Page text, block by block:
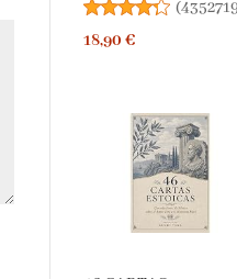
( 43527191
18,90 €